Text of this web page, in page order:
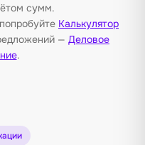
сумм.
Калькулятор
— Деловое
.